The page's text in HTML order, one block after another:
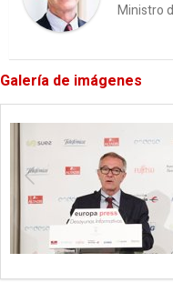
Ministro
Galería de imágenes